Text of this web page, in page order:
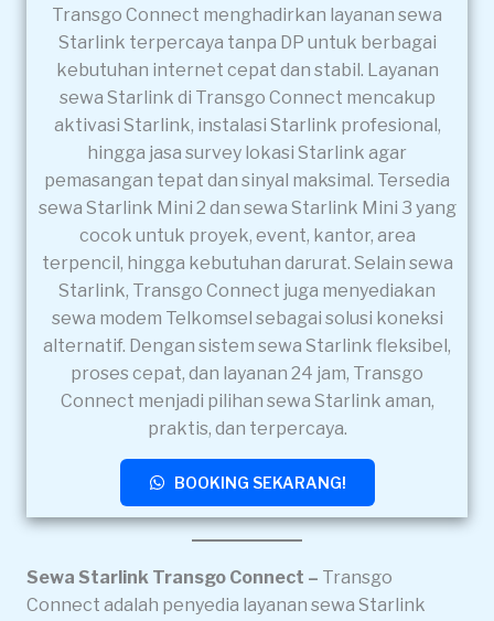
Transgo Connect menghadirkan layanan sewa
Starlink terpercaya tanpa DP untuk berbagai
kebutuhan internet cepat dan stabil. Layanan
sewa Starlink di Transgo Connect mencakup
aktivasi Starlink, instalasi Starlink profesional,
hingga jasa survey lokasi Starlink agar
pemasangan tepat dan sinyal maksimal. Tersedia
sewa Starlink Mini 2 dan sewa Starlink Mini 3 yang
cocok untuk proyek, event, kantor, area
terpencil, hingga kebutuhan darurat. Selain sewa
Starlink, Transgo Connect juga menyediakan
sewa modem Telkomsel sebagai solusi koneksi
alternatif. Dengan sistem sewa Starlink fleksibel,
proses cepat, dan layanan 24 jam, Transgo
Connect menjadi pilihan sewa Starlink aman,
praktis, dan terpercaya.
BOOKING SEKARANG!
Sewa Starlink Transgo Connect – Transgo
Connect adalah penyedia layanan sewa Starlink